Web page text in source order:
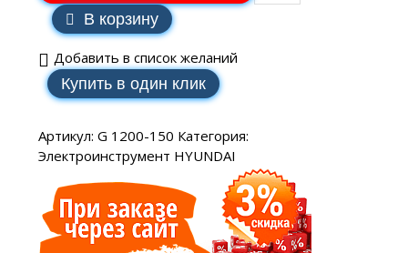
В корзину
Добавить в список желаний
Купить в один клик
Артикул: G 1200-150 Категория:
Электроинструмент HYUNDAI